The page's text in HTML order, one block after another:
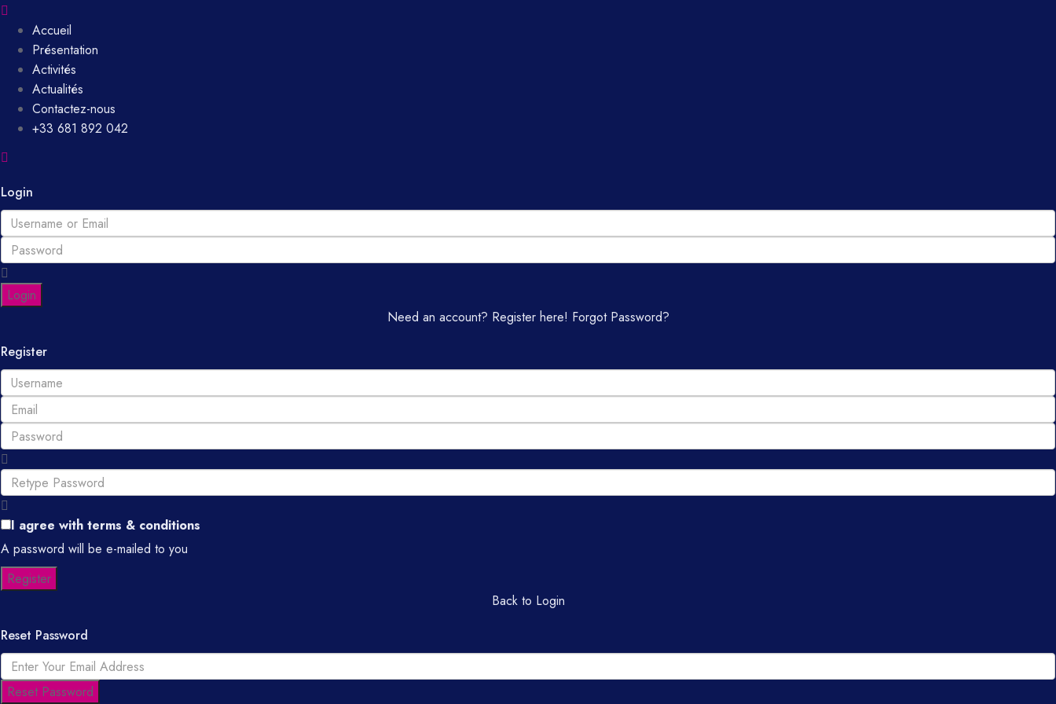
Accueil
Présentation
Activités
Actualités
Contactez-nous
+33 681 892 042
Login
Login
Need an account? Register here! Forgot Password?
Register
I agree with terms & conditions
A password will be e-mailed to you
Register
Back to Login
Reset Password
Reset Password